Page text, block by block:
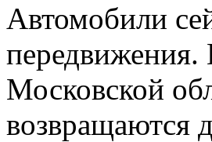
Автомобили
Московской
возвращаются